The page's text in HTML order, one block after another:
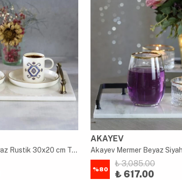
Akayev Mermer Beyaz Rustik 30x20 cm Tepsi
AKAYEV
%80
₺ 3,085.00
₺ 617.00